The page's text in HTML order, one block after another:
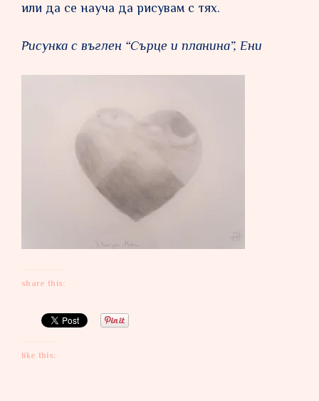
или да се науча да рисувам с тях.
Рисунка с въглен “Сърце и планина”, Ени
share this:
like this: